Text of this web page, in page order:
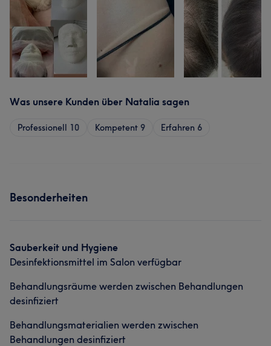
Was unsere Kunden über Natalia sagen
Professionell 10 Kompetent 9 Erfahren 6
Besonderheiten
Sauberkeit und Hygiene
Desinfektionsmittel im Salon verfügbar
Behandlungsräume werden zwischen Behandlungen
desinfiziert
Behandlungsmaterialien werden zwischen
Behandlungen desinfiziert